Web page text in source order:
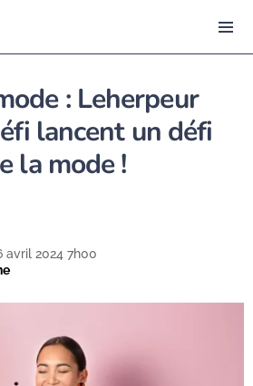
: Leherpeur
lancent un défi
la mode !
avril 2024 7h00